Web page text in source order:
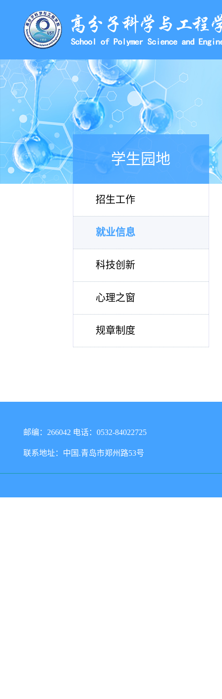
学生园地
招生工作
就业信息
科技创新
心理之窗
规章制度
邮编：266042 电话：0532-84022725
联系地址：中国.青岛市郑州路53号